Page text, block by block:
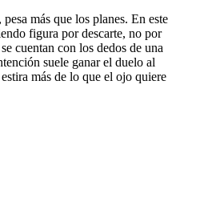
más que los planes. En este
figura por descarte, no por
cuentan con los dedos de una
suele ganar el duelo al
más de lo que el ojo quiere